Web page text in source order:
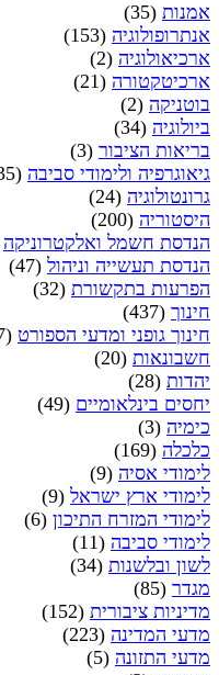
אמנות (35)
אנתרופולוגיה (153)
ארכיאולוגיה (2)
ארכיטקטורה (21)
בוטניקה (2)
ביולוגיה (34)
בריאות הציבור (3)
גיאוגרפיה ולימודי סביבה (35)
גרונטולוגיה (24)
היסטוריה (200)
הנדסת חשמל ואלקטרוניקה
הנדסת תעשייה וניהול (47)
הפרעות בתקשורת (32)
חינוך (437)
חינוך גופני ומדעי הספורט (17)
חשבונאות (20)
יהדות (28)
יחסים בינלאומיים (49)
כימיה (3)
כלכלה (169)
לימודי אסיה (9)
לימודי ארץ ישראל (9)
לימודי המזרח התיכון (6)
לימודי סביבה (11)
לשון ובלשנות (34)
מגדר (85)
מדיניות ציבורית (152)
מדעי המדינה (223)
מדעי התזונה (5)